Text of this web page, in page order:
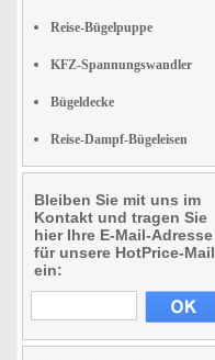
Reise-Bügelpuppe
KFZ-Spannungswandler
Bügeldecke
Reise-Dampf-Bügeleisen
Bleiben Sie mit uns im
Kontakt und tragen Sie
hier Ihre E-Mail-Adresse
für unsere HotPrice-Mail
ein: